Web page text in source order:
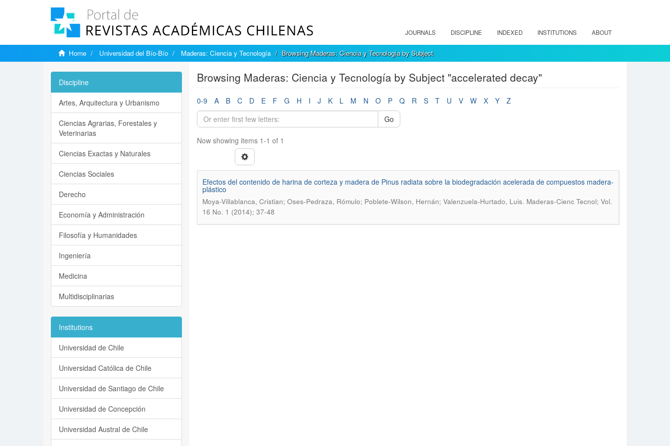
JOURNALS DISCIPLINE INDEXED INSTITUTIONS ABOUT
Home Universidad del Bío-Bío Maderas: Ciencia y Tecnología Browsing Maderas: Ciencia y Tecnología by Subject
Browsing Maderas: Ciencia y Tecnología by Subject "accelerated decay"
0-9 A B C D E F G H I J K L M N O P Q R S T U V W X Y
Z
Go
Now showing items 1-1 of 1
Efectos del contenido de harina de corteza y madera de Pinus radiata sobre la biodegradación acelerada de compuestos madera-
plástico
Moya-Villablanca, Cristian; Oses-Pedraza, Rómulo; Poblete-Wilson, Hernán; Valenzuela-Hurtado, Luis. Maderas-Cienc Tecnol; Vol.
16 No. 1 (2014); 37-48
Discipline
Artes, Arquitectura y Urbanismo
Ciencias Agrarias, Forestales y
Veterinarias
Ciencias Exactas y Naturales
Ciencias Sociales
Derecho
Economía y Administración
Filosofía y Humanidades
Ingeniería
Medicina
Multidisciplinarias
Institutions
Universidad de Chile
Universidad Católica de Chile
Universidad de Santiago de Chile
Universidad de Concepción
Universidad Austral de Chile